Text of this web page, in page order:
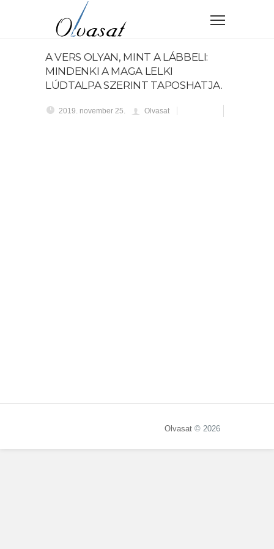
A VERS OLYAN, MINT A LÁBBELI:
MINDENKI A MAGA LELKI
LÚDTALPA SZERINT TAPOSHATJA.
2019. november 25. Olvasat
Olvasat © 2026